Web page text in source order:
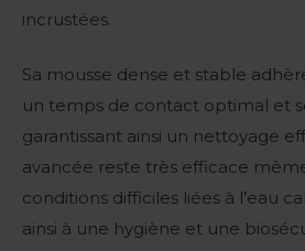
incrustées.
Sa mousse dense et stable
un temps de contact optimal et
garantissant ainsi un nettoyage
avancée reste très efficace
conditions difficiles liées à l’eau
ainsi à une hygiène et une